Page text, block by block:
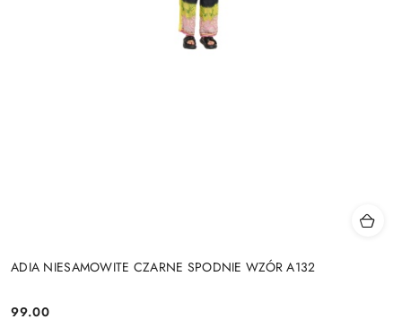
ADIA NIESAMOWITE CZARNE SPODNIE WZÓR A132
Cena:
99.00